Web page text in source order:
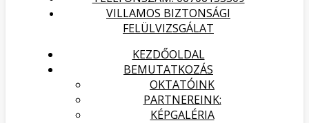
VILLAMOS BIZTONSÁGI
FELÜLVIZSGÁLAT
KEZDŐOLDAL
BEMUTATKOZÁS
OKTATÓINK
PARTNEREINK:
KÉPGALÉRIA